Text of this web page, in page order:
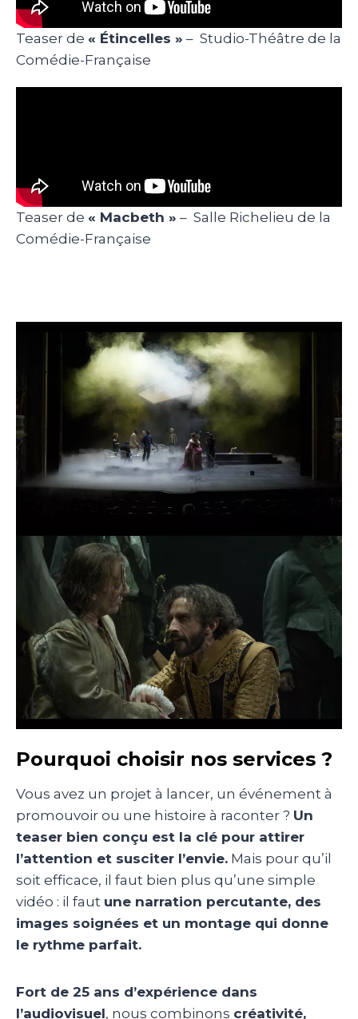
Teaser de « Étincelles » – Studio-Théâtre de la
Comédie-Française
Teaser de « Macbeth » – Salle Richelieu de la
Comédie-Française
Pourquoi choisir nos services ?
Vous avez un projet à lancer, un événement à
promouvoir ou une histoire à raconter ? Un
teaser bien conçu est la clé pour attirer
l’attention et susciter l’envie. Mais pour qu’il
soit efficace, il faut bien plus qu’une simple
vidéo : il faut une narration percutante, des
images soignées et un montage qui donne
le rythme parfait.
Fort de 25 ans d’expérience dans
l’audiovisuel, nous combinons créativité,